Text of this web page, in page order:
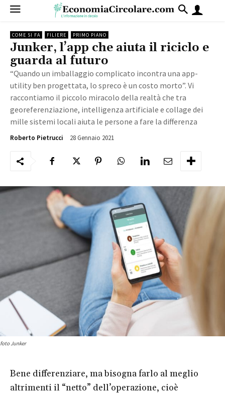
COME SI FA FILIERE PRIMO PIANO
Junker, l’app che aiuta il riciclo e
guarda al futuro
“Quando un imballaggio complicato incontra una app-
utility ben progettata, lo spreco è un costo morto”. Vi
raccontiamo il piccolo miracolo della realtà che tra
georeferenziazione, intelligenza artificiale e collage dei
mille sistemi locali aiuta le persone a fare la differenza
Roberto Pietrucci 28 Gennaio 2021
foto Junker
Bene differenziare, ma bisogna farlo al meglio
altrimenti il “netto” dell’operazione, cioè